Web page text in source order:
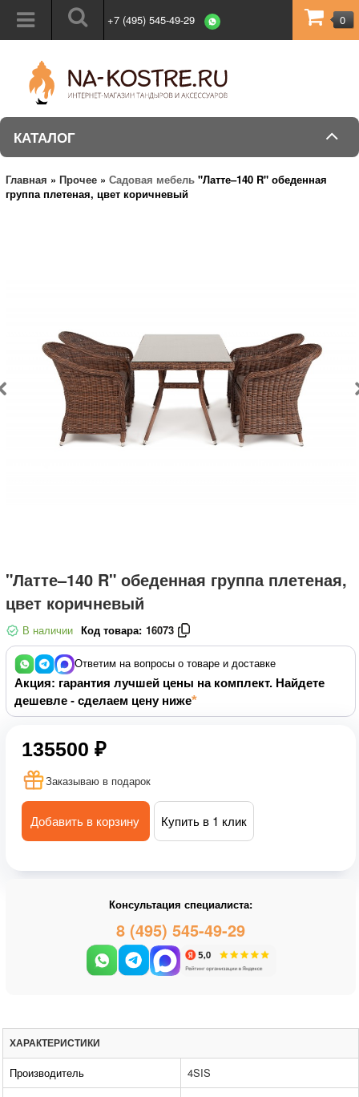
+7 (495) 545-49-29 0
КАТАЛОГ
Главная » Прочее » Садовая мебель "Латте–140 R" обеденная
группа плетеная, цвет коричневый
"Латте–140 R" обеденная группа плетеная,
цвет коричневый
В наличии Код товара: 16073
Ответим на вопросы о товаре и доставке
Акция: гарантия лучшей цены на комплект. Найдете
дешевле - сделаем цену ниже
135500 ₽
Заказываю в подарок
Добавить в корзину Купить в 1 клик
Консультация специалиста:
8 (495) 545-49-29
ХАРАКТЕРИСТИКИ
Производитель
4SIS